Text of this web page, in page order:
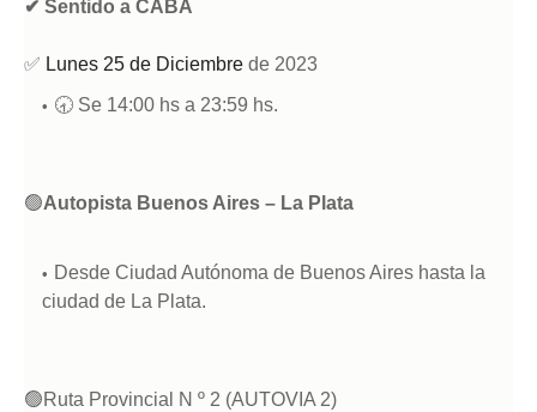
✔ Sentido a CABA
✅ Lunes 25 de Diciembre de 2023
🕣 Se 14:00 hs a 23:59 hs.
🟢Autopista Buenos Aires – La Plata
Desde Ciudad Autónoma de Buenos Aires hasta la
ciudad de La Plata.
🟢Ruta Provincial N º 2 (AUTOVIA 2)